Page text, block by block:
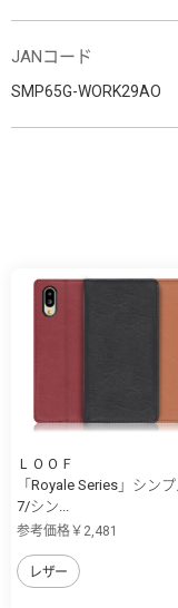
JANコード
SMP65G-WORK29AO
ＬＯＯＦ
「Royale Series」シン
7/シン...
参考価格￥2,481
レザー